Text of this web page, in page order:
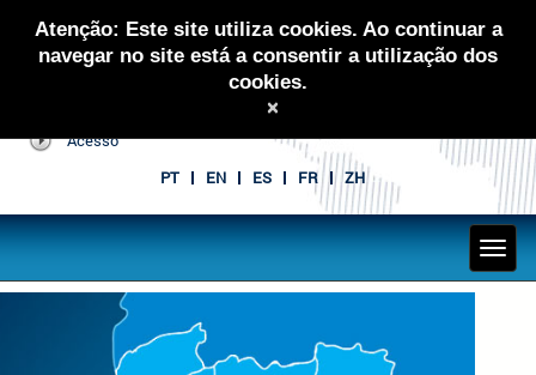
Acesso
PT
EN ES FR ZH
Atenção: Este site utiliza cookies. Ao continuar a
navegar no site está a consentir a utilização dos
cookies.
×